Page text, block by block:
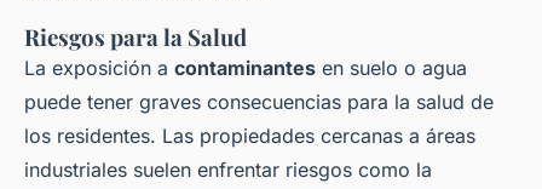
Riesgos para la Salud
La exposición a contaminantes en suelo o agua
puede tener graves consecuencias para la salud de
los residentes. Las propiedades cercanas a áreas
industriales suelen enfrentar riesgos como la